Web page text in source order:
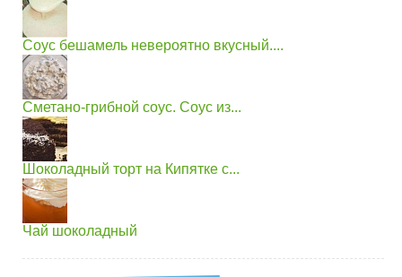
Соус бешамель невероятно вкусный....
Сметано-грибной соус. Соус из...
Шоколадный торт на Кипятке с...
Чай шоколадный